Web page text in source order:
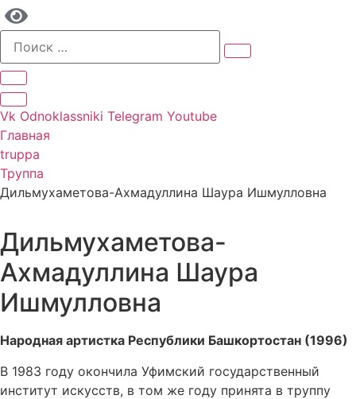
Vk Odnoklassniki Telegram Youtube
Главная
truppa
Труппа
Дильмухаметова-Ахмадуллина Шаура Ишмулловна
Дильмухаметова-
Ахмадуллина Шаура
Ишмулловна
Народная артистка Республики Башкортостан (1996)
В 1983 году окончила Уфимский государственный
институт искусств, в том же году принята в труппу